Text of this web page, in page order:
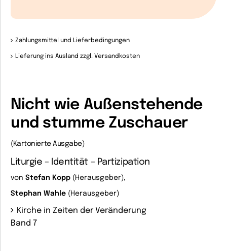
Zahlungsmittel und Lieferbedingungen
Lieferung ins Ausland zzgl. Versandkosten
Nicht wie Außenstehende
und stumme Zuschauer
(Kartonierte Ausgabe)
Liturgie – Identität – Partizipation
von Stefan Kopp (Herausgeber),
Stephan Wahle (Herausgeber)
Kirche in Zeiten der Veränderung
Band 7